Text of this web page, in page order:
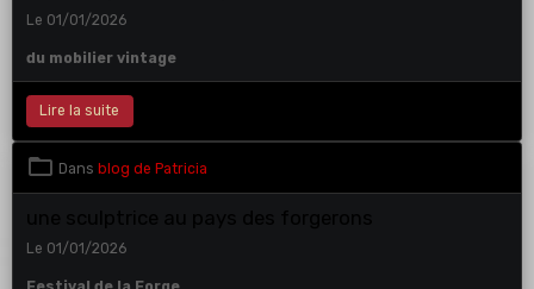
Le 01/01/2026
du mobilier vintage
Lire la suite
Dans blog de Patricia
Le 01/01/2026